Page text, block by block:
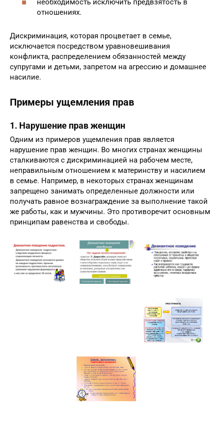
возможностей и свобод;
Дискриминация, которая процветает в семье,
исключается посредством уравновешивания
конфликта, распределением обязанностей между
Примеры ущемления прав
1. Нарушение прав женщин
Одним из примеров ущемления прав является
нарушение прав женщин. Во многих странах женщины
сталкиваются с дискриминацией на рабочем месте,
неправильным отношением к материнству и насилием
в семье. Например, в некоторых странах женщинам
запрещено занимать определенные должности или
получать равное вознаграждение за выполнение такой
принципам равенства и свободы.